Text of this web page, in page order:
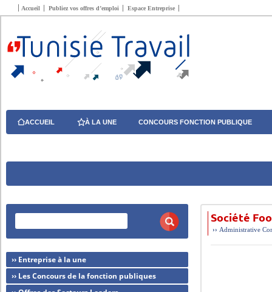
Accueil Publiez vos offres d’emploi Espace Entreprise
ACCUEIL À LA UNE CONCOURS FONCTION PUBLIQUE
Société
›› Administrative
›› Entreprise à la une
›› Les Concours de la fonction publiques